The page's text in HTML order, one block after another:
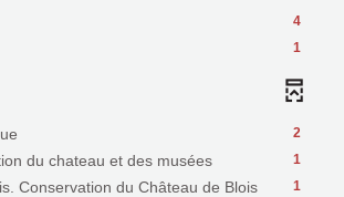
4
1
2
1
du chateau et des musées
1
Conservation du Château de Blois